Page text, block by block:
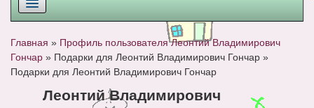
РОДЫ
НОВОРОЖДЕННЫЙ
Главная » Профиль пользователя Леонтий Владимирович
Гончар » Подарки для Леонтий Владимирович Гончар »
Подарки для Леонтий Владимирович Гончар
Леонтий Владимирович